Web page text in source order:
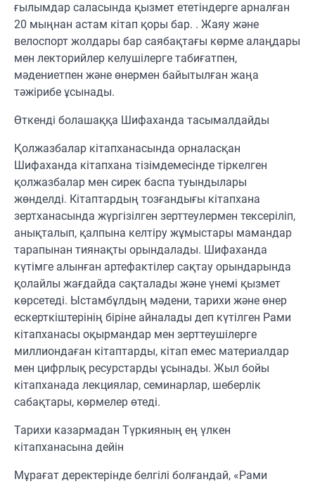
ғылымдар саласында қызмет ететіндерге арналған
20 мыңнан астам кітап қоры бар. . Жаяу және
велоспорт жолдары бар саябақтағы көрме алаңдары
мен лекторийлер келушілерге табиғатпен,
мәдениетпен және өнермен байытылған жаңа
тәжірибе ұсынады.
Өткенді болашаққа Шифаханда тасымалдайды
Қолжазбалар кітапханасында орналасқан
Шифаханда кітапхана тізімдемесінде тіркелген
қолжазбалар мен сирек баспа туындылары
жөнделді. Кітаптардың тозғандығы кітапхана
зертханасында жүргізілген зерттеулермен тексеріліп,
анықталып, қалпына келтіру жұмыстары мамандар
тарапынан тиянақты орындалады. Шифаханда
күтімге алынған артефактілер сақтау орындарында
қолайлы жағдайда сақталады және үнемі қызмет
көрсетеді. Ыстамбұлдың мәдени, тарихи және өнер
ескерткіштерінің біріне айналады деп күтілген Рами
кітапханасы оқырмандар мен зерттеушілерге
миллиондаған кітаптарды, кітап емес материалдар
мен цифрлық ресурстарды ұсынады. Жыл бойы
кітапханада лекциялар, семинарлар, шеберлік
сабақтары, көрмелер өтеді.
Тарихи казармадан Түркияның ең үлкен
кітапханасына дейін
Мұрағат деректерінде белгілі болғандай, «Рами